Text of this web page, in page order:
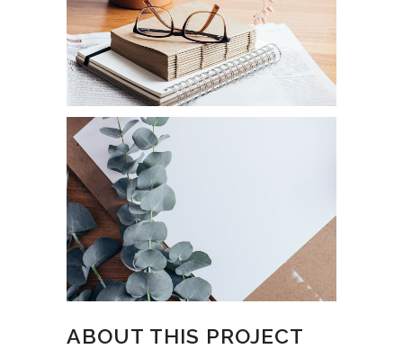
ABOUT THIS PROJECT